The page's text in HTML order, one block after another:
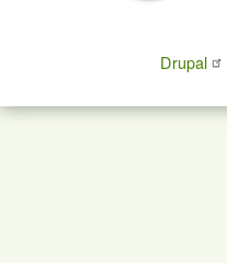
Drupal